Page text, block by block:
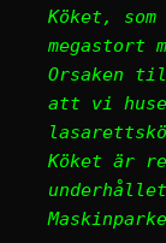
Köket,
Orsaken
att vi
Köket är